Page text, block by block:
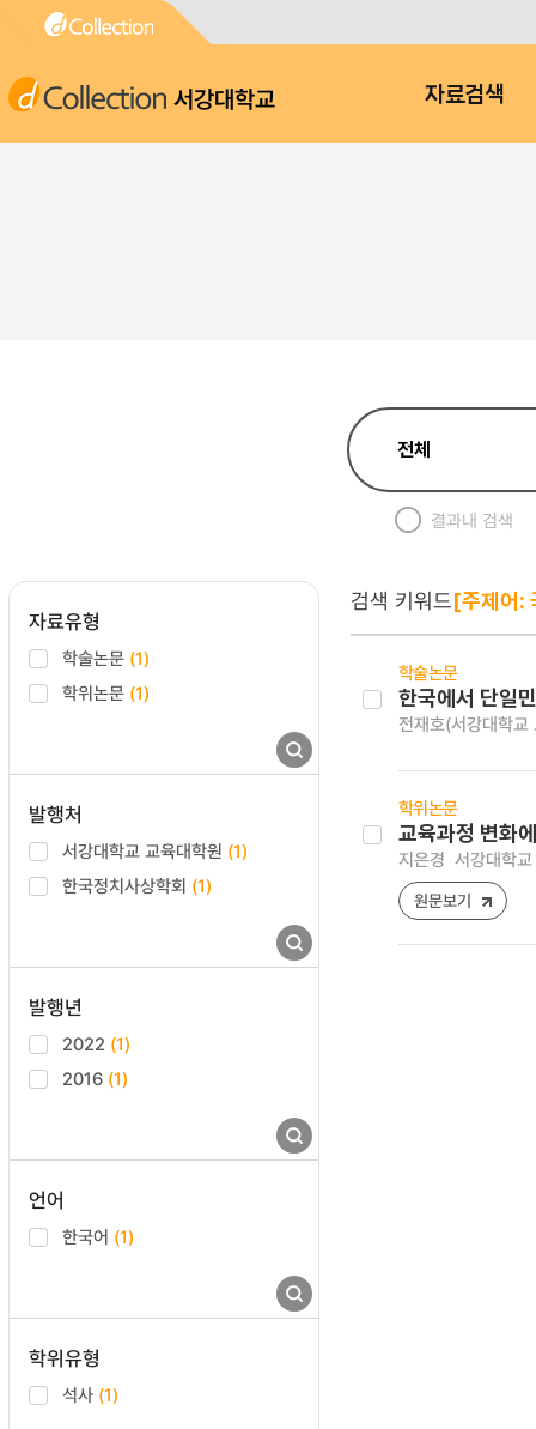
서강대학교 자료검색
결과내 검색
자료유형
학술논문 (1)
학위논문 (1)
발행처
서강대학교 교육대학원 (1)
한국정치사상학회 (1)
발행년
2022 (1)
2016 (1)
언어
한국어 (1)
학위유형
석사 (1)
검색 키워드[주제어:
학술논문
한국에서 단일
전재호(서강대학
학위논문
교육과정 변화
지은경 서강대학
원문보기